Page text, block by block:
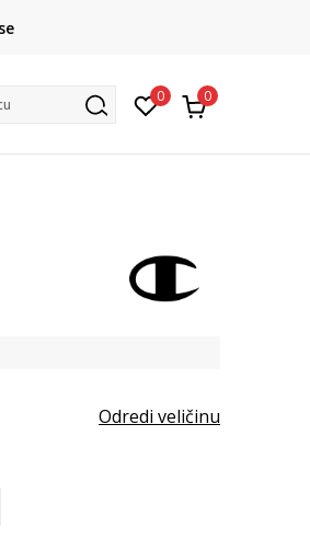
u trgovini
0 0
Odredi veličinu